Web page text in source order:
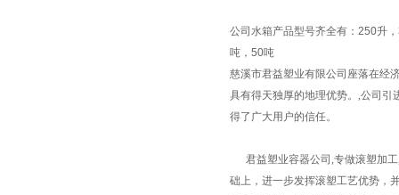
公司水箱产品型号齐全有： 250升，
吨， 50吨
慈溪市君益塑业有限公司座落在经
具有得天独厚的地理优势。,公司引
得了广大用户的信任。
君益塑业容器公司,专做滚塑加工
础上，进一步发挥滚塑工艺优势，